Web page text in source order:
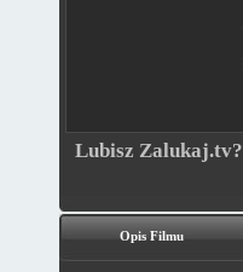
Lubisz Zalukaj.tv?
Opis Filmu